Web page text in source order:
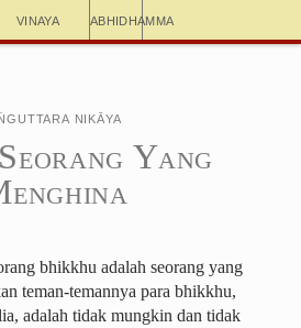
Vinaya Abhidhamma
Nikāya
Yang
bhikkhu adalah seorang yang
teman-temannya para bhikkhu,
adalah tidak mungkin dan tidak